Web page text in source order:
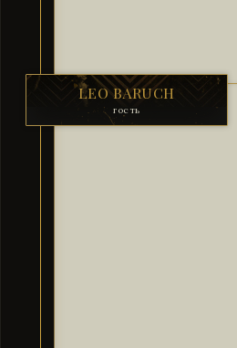
LEO BARUCH
гость